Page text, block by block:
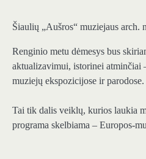
Šiaulių „Aušros“ muziejaus arch.
Renginio metu dėmesys bus
aktualizavimui, istorinei atminčiai
muziejų ekspozicijose ir parodose.
Tai tik dalis veiklų, kurios laukia
programa skelbiama – Europos-